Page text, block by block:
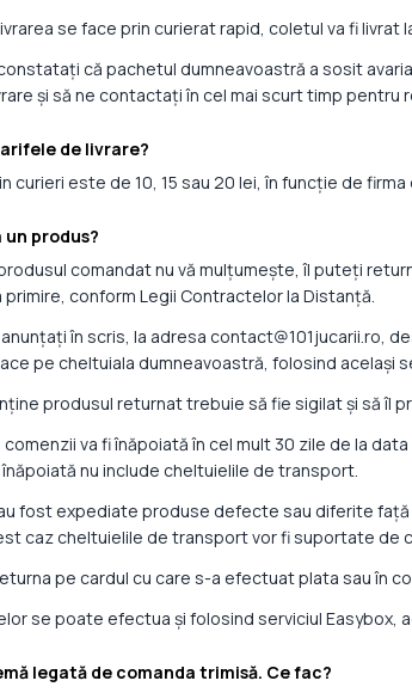
se face prin curierat rapid, coletul va fi
că pachetul dumneavoastră a sosit
și să ne contactați în cel mai scurt timp pentru
de livrare?
curieri este de 10, 15 sau 20 lei, în funcție de
un produs?
comandat nu vă mulțumește, îl puteți
conform Legii Contractelor la Distanță.
anunțați în scris, la adresa contact@101jucarii.ro,
pe cheltuiala dumneavoastră, folosind același
produsul returnat trebuie să fie sigilat și să îl
va fi înăpoiată în cel mult 30 zile de la
înăpoiată nu include cheltuielile de transport.
fost expediate produse defecte sau diferite
caz cheltuielile de transport vor fi suportate de
pe cardul cu care s-a efectuat plata sau în
se poate efectua și folosind serviciul Easybox,
legată de comanda trimisă. Ce fac?